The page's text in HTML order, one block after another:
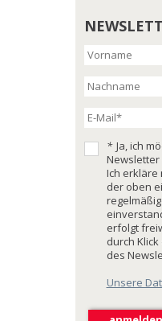
* Ja, ich
Ich erkläre
der oben
erfolgt
durch
des
Unsere